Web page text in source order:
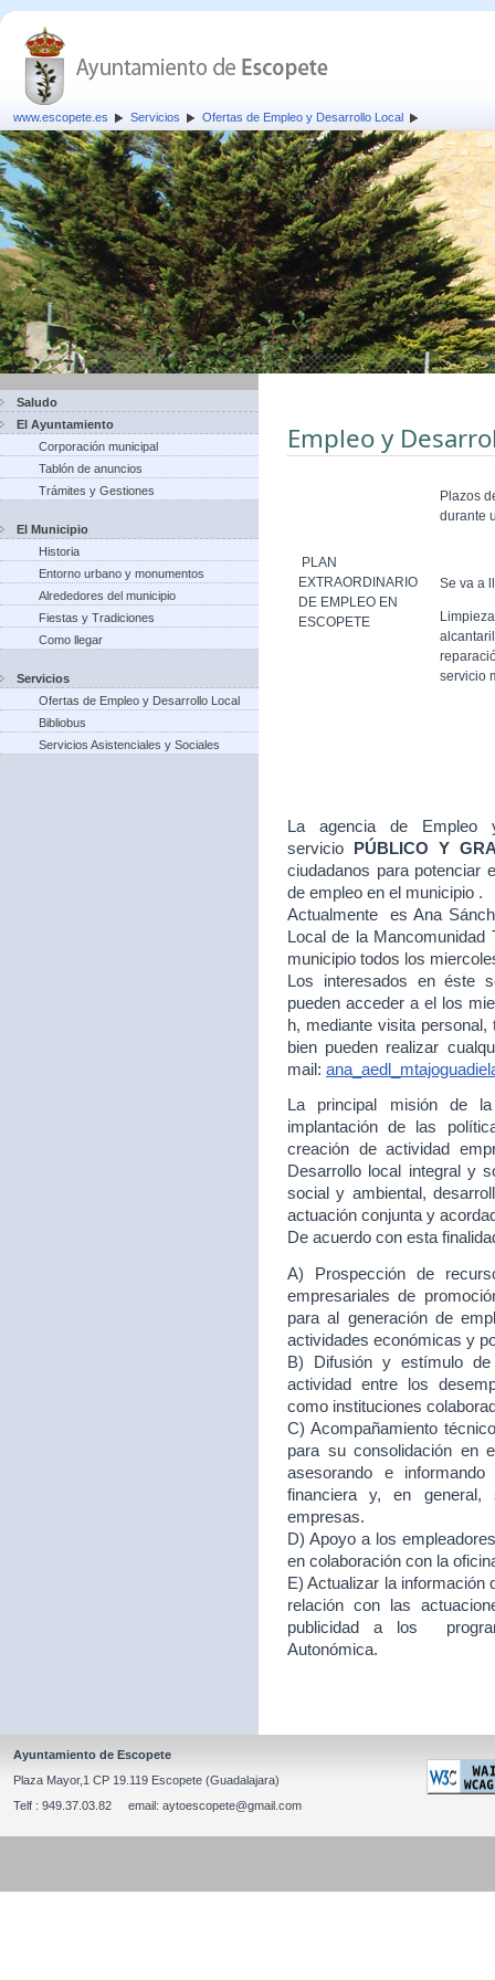
www.escopete.es Servicios Ofertas de Empleo y Desarrollo Local
Saludo
El Ayuntamiento
Corporación municipal
Tablón de anuncios
Trámites y Gestiones
El Municipio
Historia
Entorno urbano y monumentos
Alrededores del municipio
Fiestas y Tradiciones
Como llegar
Servicios
Ofertas de Empleo y Desarrollo Local
Bibliobus
Servicios Asistenciales y Sociales
Empleo y
PLAN
EXTRAORDINARIO
DE EMPLEO EN
ESCOPETE
Plazos
durante
Se va a
servicio
La agencia de Empleo
servicio
PÚBLICO Y
ciudadanos para potenciar
de empleo en el municipio .
Actualmente es Ana
Local de la Mancomunidad
municipio todos los
Los interesados en éste
pueden acceder a el los
h, mediante visita
bien pueden realizar
mail:
La principal misión de
implantación de las
creación de actividad
Desarrollo local integral y
social y ambiental,
actuación conjunta y
De acuerdo con esta
A) Prospección de
empresariales de
para al generación de
actividades económicas y
B) Difusión y estímulo de
actividad entre los
como instituciones
C) Acompañamiento
para su consolidación en
asesorando e
financiera y, en
empresas.
D) Apoyo a los
en colaboración con la
E) Actualizar la información
relación con las
publicidad a los
Autonómica.
Ayuntamiento de Escopete
Plaza Mayor,1 CP 19.119 Escopete (Guadalajara)
Telf : 949.37.03.82 email: aytoescopete@gmail.com